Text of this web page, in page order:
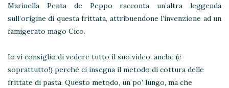
Marinella Penta de Peppo racconta un’altra leggenda
sull’origine di questa frittata, attribuendone l’invenzione ad un
famigerato mago Cico.
Io vi consiglio di vedere tutto il suo video, anche (e
soprattutto!) perchè ci insegna il metodo di cottura delle
frittate di pasta. Questo metodo, un po’ lungo, ma che